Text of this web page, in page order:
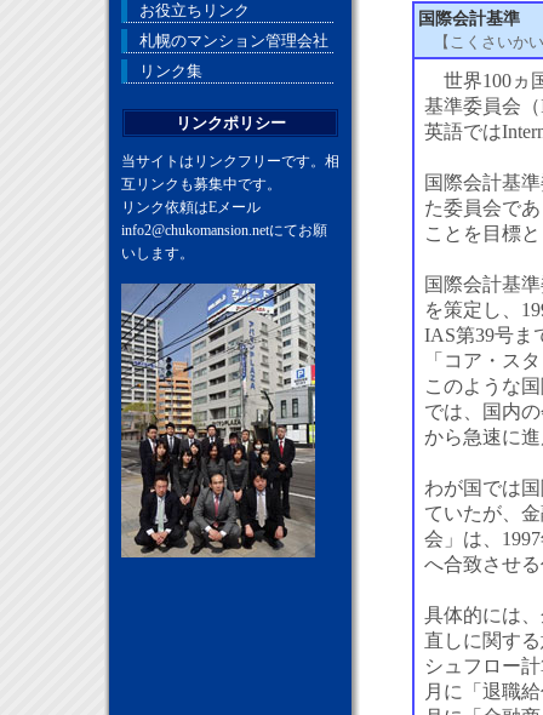
国際会計基準
【こくさいか
世界100ヵ
基準委員会
英語では
国際会計基
た委員会で
ことを目標
国際会計基
を策定し、
IAS第39号ま
「コア・ス
このような
では、国内
から急速に
わが国では
ていたが、
会」は、
へ合致させ
具体的には
直しに関す
シュフロー
月に「退職
お役立ちリンク
札幌のマンション管理会社
リンク集
リンクポリシー
当サイトはリンクフリーです。相
互リンクも募集中です。
リンク依頼はEメール
info2@chukomansion.netにてお願
いします。